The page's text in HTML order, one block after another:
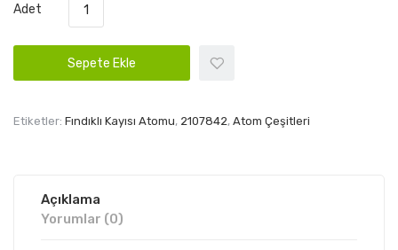
Adet
Sepete Ekle
Etiketler: Fındıklı Kayısı Atomu, 2107842, Atom Çeşitleri
Açıklama
Yorumlar (0)